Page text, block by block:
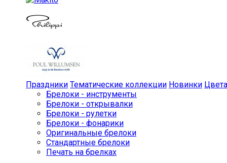
Праздники Тематические коллекции Новинки Цвета
Брелоки - инструменты
Брелоки - открывалки
Брелоки - рулетки
Брелоки - фонарики
Оригинальные брелоки
Стандартные брелоки
Печать на брелках